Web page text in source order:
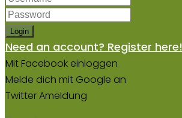
Login
Need an account? Register here!
Mit Facebook einloggen
Melde dich mit Google an
Twitter Ameldung